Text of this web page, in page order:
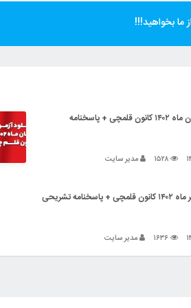
ما بخواهید!!!
دانلود آزمون ۱۹ آبان ماه ۱۴۰۲ کانون قلمچی + پاسخنامه
مدیر سایت
مدیر سایت